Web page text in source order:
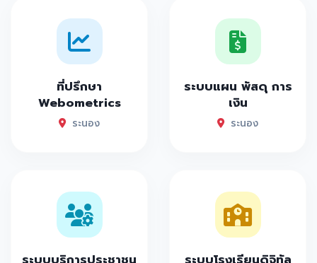
ที่ปรึกษา
Webometrics
ระนอง
ระบบแผน พัสดุ การ
เงิน
ระนอง